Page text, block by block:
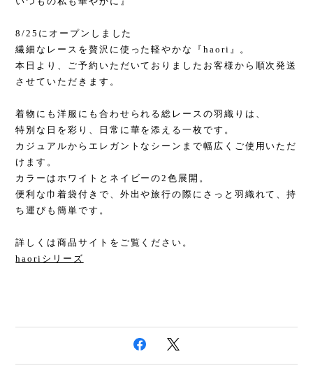
8/25にオープンしました
繊細なレースを贅沢に使った軽やかな『haori』。
本日より、ご予約いただいておりましたお客様から順次発送
させていただきます。
着物にも洋服にも合わせられる総レースの羽織りは、
特別な日を彩り、日常に華を添える一枚です。
カジュアルからエレガントなシーンまで幅広くご使用いただ
けます。
カラーはホワイトとネイビーの2色展開。
便利な巾着袋付きで、外出や旅行の際にさっと羽織れて、持
ち運びも簡単です。
詳しくは商品サイトをご覧ください。
haoriシリーズ